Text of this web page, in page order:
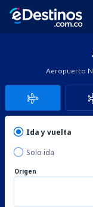
Aeropuerto
Ida y vuelta
Solo ida
Origen